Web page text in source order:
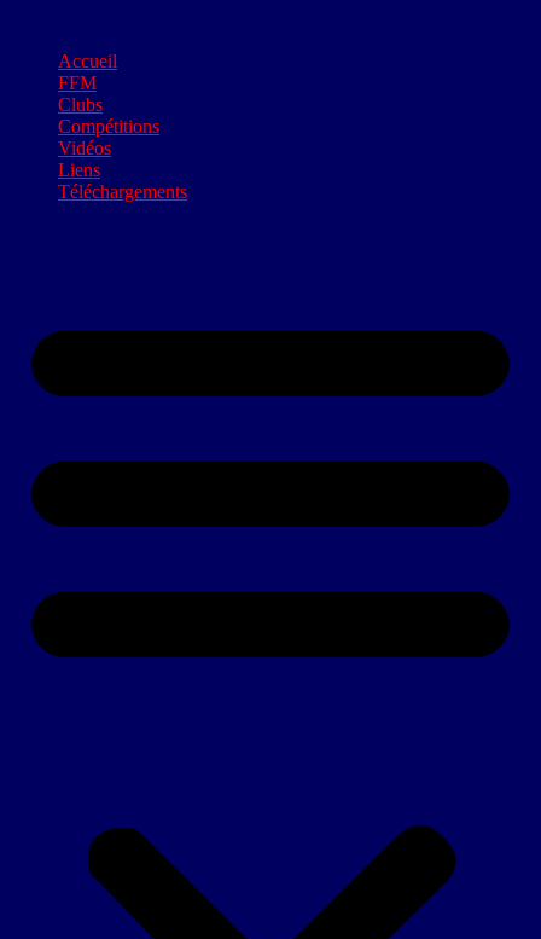
Accueil
FFM
Clubs
Compétitions
Vidéos
Liens
Téléchargements